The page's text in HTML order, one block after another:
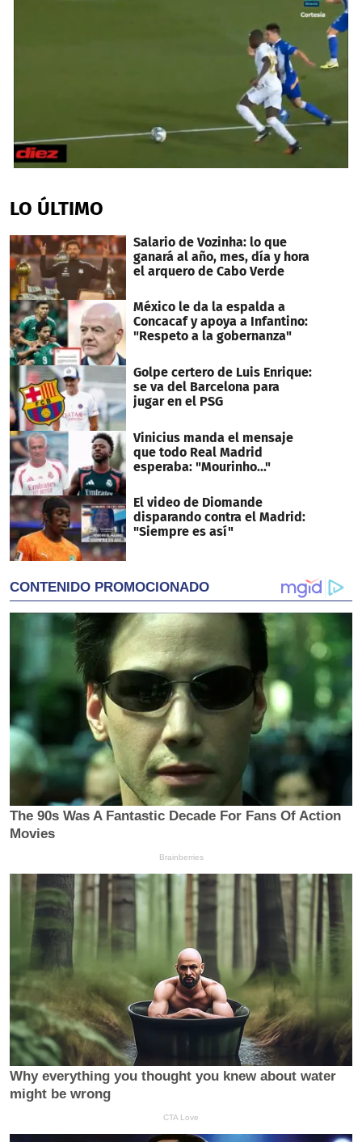
of
28
LO ÚLTIMO
Salario de Vozinha: lo que
ganará al año, mes, día y hora
el arquero de Cabo Verde
México le da la espalda a
Concacaf y apoya a Infantino:
"Respeto a la gobernanza"
Golpe certero de Luis Enrique:
se va del Barcelona para
jugar en el PSG
Vinicius manda el mensaje
que todo Real Madrid
esperaba: "Mourinho..."
El video de Diomande
disparando contra el Madrid:
"Siempre es así"